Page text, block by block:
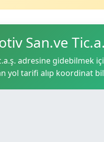
San.ve
adresine gidebilmek
yol tarifi alıp koordinat